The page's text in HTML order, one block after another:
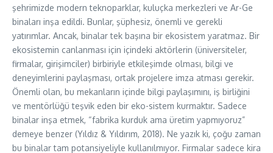
şehrimizde modern teknoparklar, kuluçka merkezleri ve Ar-Ge
binaları inşa edildi. Bunlar, şüphesiz, önemli ve gerekli
yatırımlar. Ancak, binalar tek başına bir ekosistem yaratmaz. Bir
ekosistemin canlanması için içindeki aktörlerin (üniversiteler,
firmalar, girişimciler) birbiriyle etkileşimde olması, bilgi ve
deneyimlerini paylaşması, ortak projelere imza atması gerekir.
Önemli olan, bu mekanların içinde bilgi paylaşımını, iş birliğini
ve mentörlüğü teşvik eden bir eko-sistem kurmaktır. Sadece
binalar inşa etmek, “fabrika kurduk ama üretim yapmıyoruz”
demeye benzer (Yıldız & Yıldırım, 2018). Ne yazık ki, çoğu zaman
bu binalar tam potansiyeliyle kullanılmıyor. Firmalar sadece kira